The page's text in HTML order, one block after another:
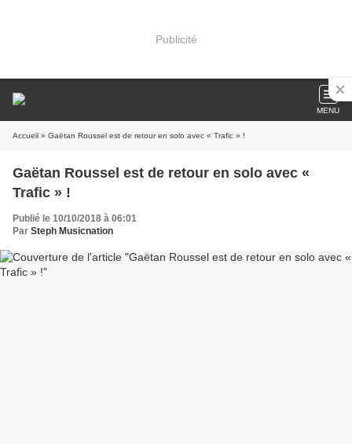
Publicité
MENU
Accueil » Gaëtan Roussel est de retour en solo avec « Trafic » !
Gaëtan Roussel est de retour en solo avec «
Trafic » !
Publié le 10/10/2018 à 06:01
Par Steph Musicnation